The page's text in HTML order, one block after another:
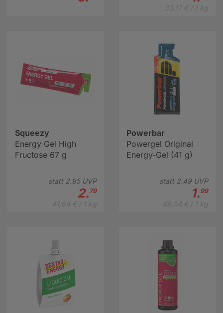
Squeezy
Energy Gel High
Fructose 67 g
statt 2.95UVP
2.79
Powerbar
Powergel Original
Energy-Gel (41 g)
statt 2.49UVP
1.99